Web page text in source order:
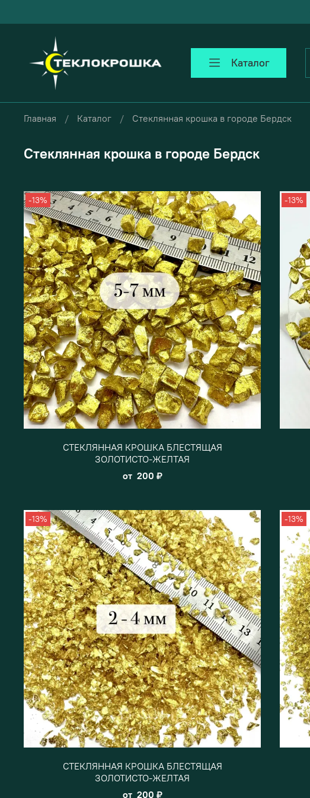
Каталог
Главная Каталог Стеклянная крошка в городе Бердск
Стеклянная крошка в городе Бердск
-13%
СТЕКЛЯННАЯ КРОШКА БЛЕСТЯЩАЯ
ЗОЛОТИСТО-ЖЕЛТАЯ
от 200 ₽
-13%
-13%
СТЕКЛЯННАЯ КРОШКА БЛЕСТЯЩАЯ
ЗОЛОТИСТО-ЖЕЛТАЯ
от 200 ₽
-13%